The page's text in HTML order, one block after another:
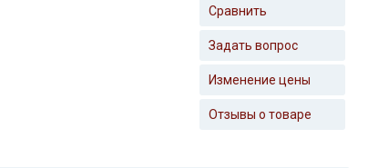
Сравнить
Задать вопрос
Изменение цены
Отзывы о товаре